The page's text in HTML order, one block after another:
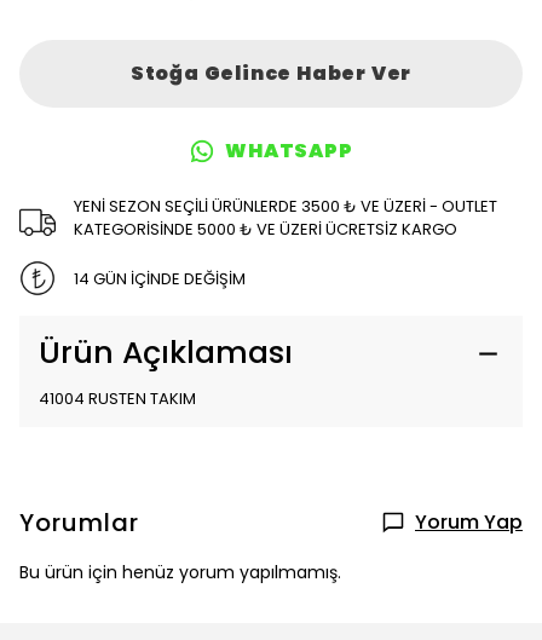
Stoğa Gelince Haber Ver
WHATSAPP
YENİ SEZON SEÇİLİ ÜRÜNLERDE 3500 ₺ VE ÜZERİ - OUTLET
KATEGORİSİNDE 5000 ₺ VE ÜZERİ ÜCRETSİZ KARGO
14 GÜN İÇİNDE DEĞİŞİM
Ürün Açıklaması
41004 RUSTEN TAKIM
Yorumlar Yorum Yap
Bu ürün için henüz yorum yapılmamış.